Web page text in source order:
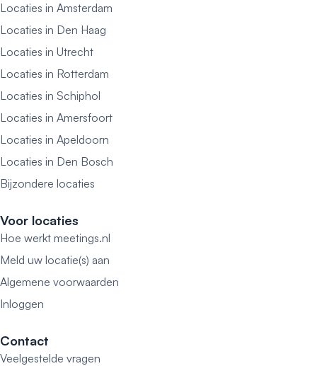
Locaties in Amsterdam
Locaties in Den Haag
Locaties in Utrecht
Locaties in Rotterdam
Locaties in Schiphol
Locaties in Amersfoort
Locaties in Apeldoorn
Locaties in Den Bosch
Bijzondere locaties
Voor locaties
Hoe werkt meetings.nl
Meld uw locatie(s) aan
Algemene voorwaarden
Inloggen
Contact
Veelgestelde vragen